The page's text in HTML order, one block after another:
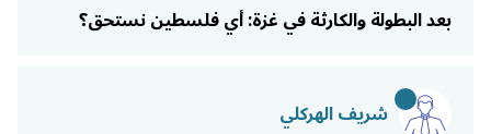
بعد البطولة والكارثة في غزة: أي فلسطين نستحق؟
شريف الهركلي